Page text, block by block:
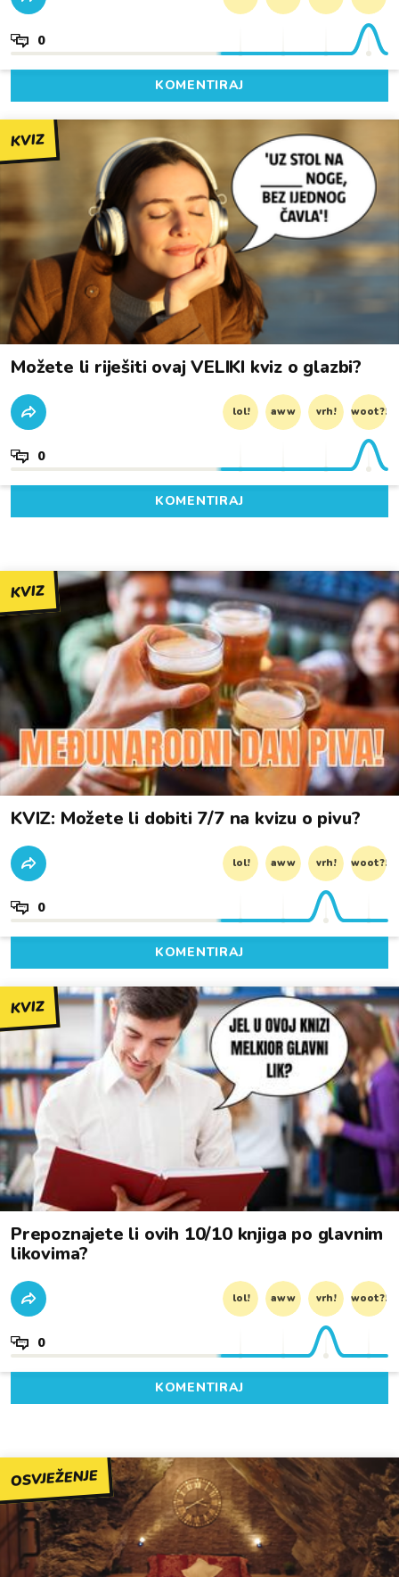
0
KOMENTIRAJ
KVIZ
Možete li riješiti ovaj VELIKI kviz o glazbi?
lol! aww vrh! woot?!
0
KOMENTIRAJ
KVIZ
KVIZ: Možete li dobiti 7/7 na kvizu o pivu?
lol! aww vrh! woot?!
0
KOMENTIRAJ
KVIZ
Prepoznajete li ovih 10/10 knjiga po glavnim
likovima?
lol! aww vrh! woot?!
0
KOMENTIRAJ
OSVJEŽENJE